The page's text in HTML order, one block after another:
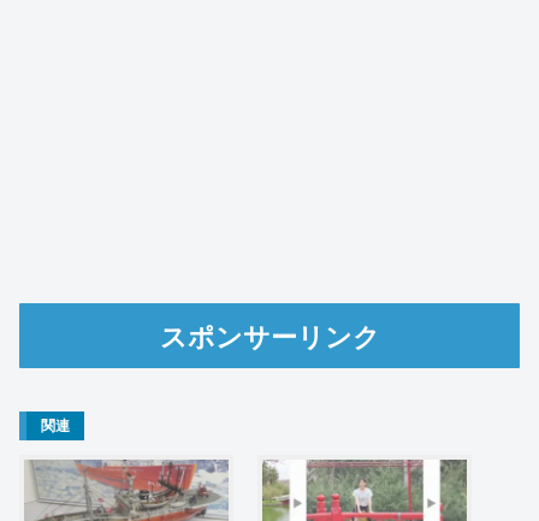
スポンサーリンク
関連